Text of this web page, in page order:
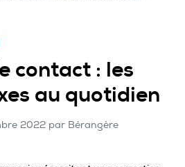
contact : les
au quotidien
2022 par Bérangère